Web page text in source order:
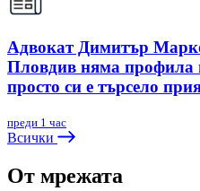
Адвокат Димитър
Пловдив няма профила
просто си е търсело
преди 1 час
Всички
От мрежата